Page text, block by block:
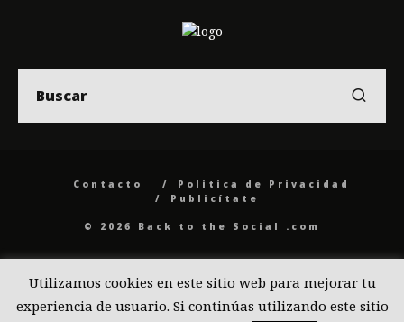
Contacto
Politica de Privacidad
Publicítate
© 2026 Back to the Social .com
Utilizamos cookies en este sitio web para mejorar tu
experiencia de usuario. Si continúas utilizando este sitio